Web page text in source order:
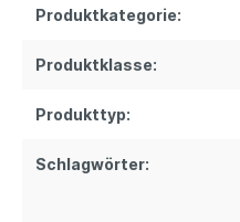
Produktkategorie:
Produktklasse:
Produkttyp:
Schlagwörter: